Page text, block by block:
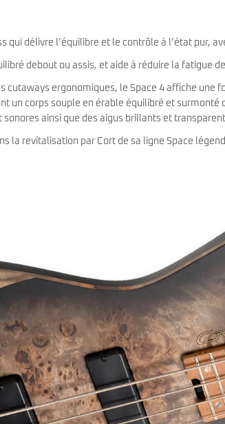
Miller Sire
F10
M2
Man
Classic Vibe Jazz
Classic Vibe Jaguar
Classic Vibe
Classic Vibe
Serie BB
Serie TRB
Signature
qui délivre l’équilibre et le contrôle à l’état pur,
debout ou assis, et aide à réduire la fatigue
cutaways ergonomiques, le Space 4 affiche une
un corps souple en érable équilibré et surmonté
ainsi que des aigus brillants et
la revitalisation par Cort de sa ligne Space